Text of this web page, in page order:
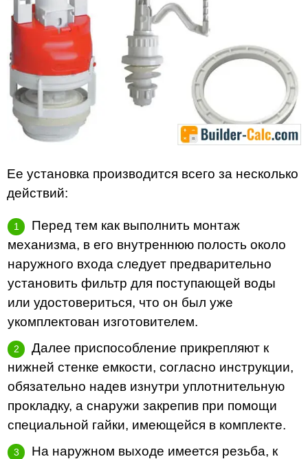
Ее установка производится всего за несколько
действий:
Перед тем как выполнить монтаж
механизма, в его внутреннюю полость около
наружного входа следует предварительно
установить фильтр для поступающей воды
или удостовериться, что он был уже
укомплектован изготовителем.
Далее приспособление прикрепляют к
нижней стенке емкости, согласно инструкции,
обязательно надев изнутри уплотнительную
прокладку, а снаружи закрепив при помощи
специальной гайки, имеющейся в комплекте.
На наружном выходе имеется резьба, к